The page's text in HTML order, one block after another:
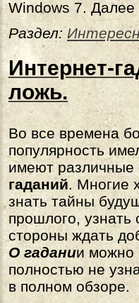
Windows 7.
Раздел:
Интернет-
ложь.
Во все времена
популярность
имеют различные
гаданий. Многие
знать тайны
прошлого, узнать
стороны ждать
О гадании можно
полностью не
в полном обзоре.